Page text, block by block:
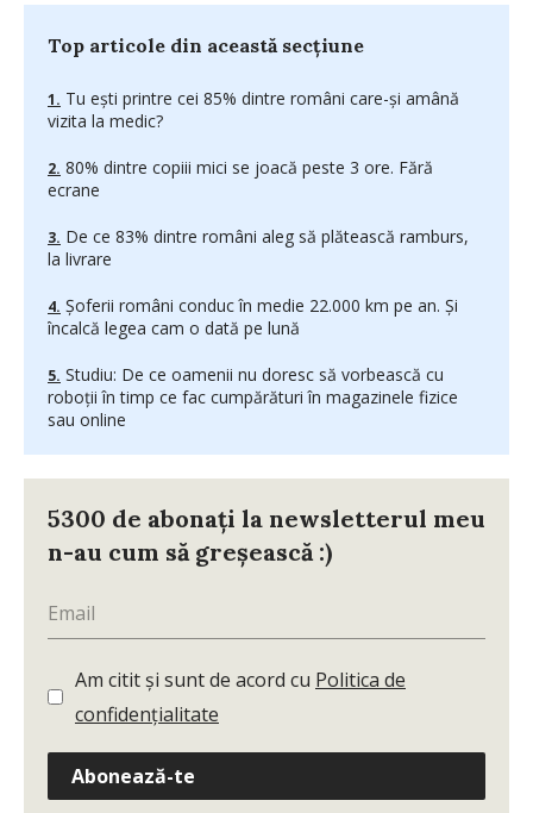
Top articole din această secțiune
Tu ești printre cei 85% dintre români care-și amână
vizita la medic?
80% dintre copiii mici se joacă peste 3 ore. Fără
ecrane
De ce 83% dintre români aleg să plătească ramburs,
la livrare
Șoferii români conduc în medie 22.000 km pe an. Și
încalcă legea cam o dată pe lună
Studiu: De ce oamenii nu doresc să vorbească cu
roboții în timp ce fac cumpărături în magazinele fizice
sau online
5300 de abonați la newsletterul meu
n-au cum să greșească :)
Am citit și sunt de acord cu Politica de
confidențialitate
Abonează-te